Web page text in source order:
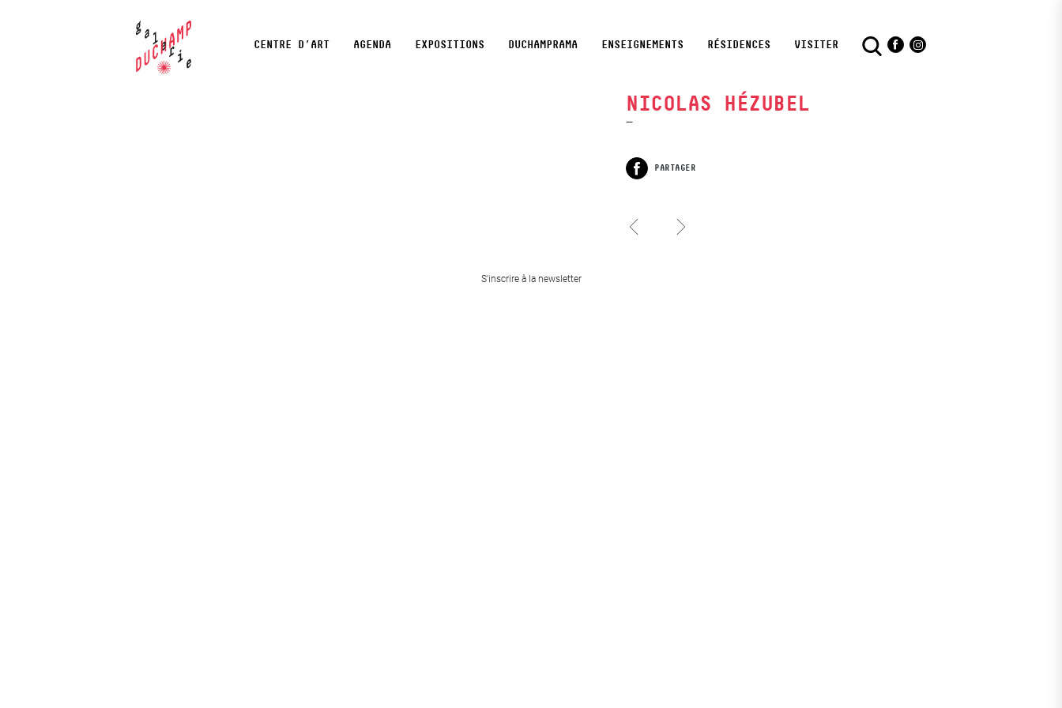
CENTRE D’ART AGENDA EXPOSITIONS DUCHAMPRAMA ENSEIGNEMENTS RÉSIDENCES VISITER
FacebookInstagram
NICOLAS HÉZUBEL
Facebook
PARTAGER
S'inscrire à la newsletter